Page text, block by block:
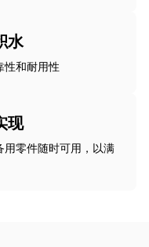
水
性和耐用性
现
零件随时可用，以满